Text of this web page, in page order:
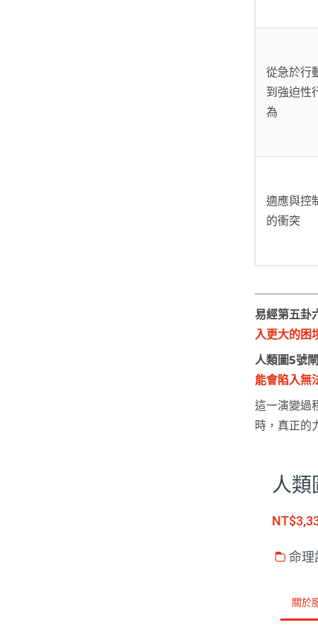
從急於行
到強迫性
為
適應與控
的衝突
易經第五卦
入更大的困
人類圖5號
能會陷入無
這一演變過
時，真正的
人類
命理
關於